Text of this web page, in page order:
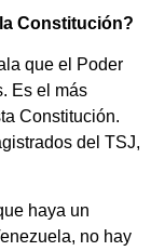
Constitución?
que el Poder
Es el más
Constitución.
del TSJ,
haya un
no hay